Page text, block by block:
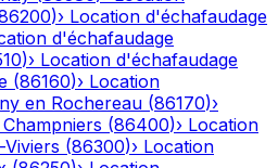
)› Location d'échafaudage
d'échafaudage
)› Location d'échafaudage
(86160)› Location
en Rochereau (86170)›
Champniers (86400)› Location
(86300)› Location